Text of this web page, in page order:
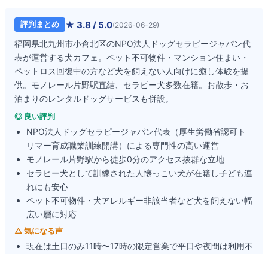
評判まとめ ★ 3.8 / 5.0(2026-06-29)
福岡県北九州市小倉北区のNPO法人ドッグセラピージャパン代
表が運営する犬カフェ。ペット不可物件・マンション住まい・
ペットロス回復中の方など犬を飼えない人向けに癒し体験を提
供。モノレール片野駅直結、セラピー犬多数在籍。お散歩・お
泊まりのレンタルドッグサービスも併設。
◎ 良い評判
NPO法人ドッグセラピージャパン代表（厚生労働省認可ト
リマー育成職業訓練開講）による専門性の高い運営
モノレール片野駅から徒歩0分のアクセス抜群な立地
セラピー犬として訓練された人懐っこい犬が在籍し子ども連
れにも安心
ペット不可物件・犬アレルギー非該当者など犬を飼えない幅
広い層に対応
△ 気になる声
現在は土日のみ11時〜17時の限定営業で平日や夜間は利用不